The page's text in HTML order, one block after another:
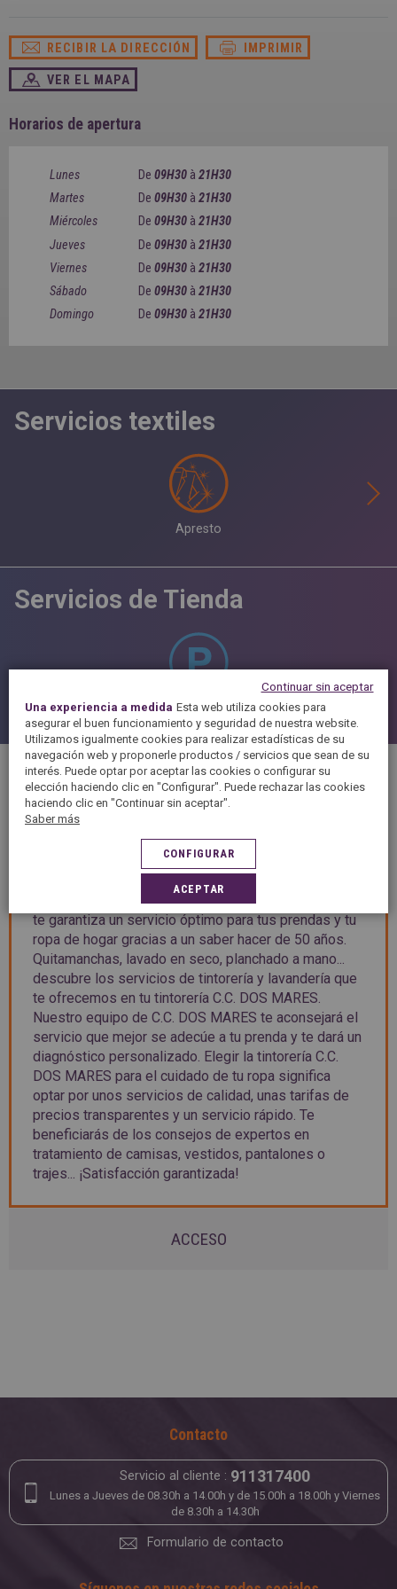
Français
GEORGIA
English
ქართული
Ελληνικά
English
English
SWITZERLAND
Deutsch
RECIBIR LA DIRECCIÓN IMPRIMIR
VER EL MAPA
Horarios de apertura
Lunes De 09H30 à 21H30
Martes
De 09H30 à 21H30
Miércoles
De 09H30 à 21H30
Jueves
De 09H30 à 21H30
Viernes
De 09H30 à 21H30
Sábado
De 09H30 à 21H30
Domingo
De 09H30 à 21H30
Servicios textiles
Apresto
Servicios de Tienda
Parking
Bienvenido a tu tintorería C.C. DOS MARES, tu
tintorería y lavandería en SAN JAVIER. El grupo 5àsec
te garantiza un servicio óptimo para tus prendas y tu
ropa de hogar gracias a un saber hacer de 50 años.
Quitamanchas, lavado en seco, planchado a mano...
descubre los servicios de tintorería y lavandería que
te ofrecemos en tu tintorería C.C. DOS MARES.
Nuestro equipo de C.C. DOS MARES te aconsejará el
servicio que mejor se adecúe a tu prenda y te dará un
diagnóstico personalizado. Elegir la tintorería C.C.
DOS MARES para el cuidado de tu ropa significa
optar por unos servicios de calidad, unas tarifas de
precios transparentes y un servicio rápido. Te
beneficiarás de los consejos de expertos en
tratamiento de camisas, vestidos, pantalones o
trajes... ¡Satisfacción garantizada!
ACCESO
Contacto
Servicio al cliente : 911317400
Lunes a Jueves de 08.30h a 14.00h y de 15.00h a 18.00h y Viernes
de 8.30h a 14.30h
Formulario de contacto
Una experiencia a medida Esta web utiliza cookies para
asegurar el buen funcionamiento y seguridad de nuestra website.
Utilizamos igualmente cookies para realizar estadísticas de su
navegación web y proponerle productos / servicios que sean de su
interés. Puede optar por aceptar las cookies o configurar su
elección haciendo clic en "Configurar". Puede rechazar las cookies
haciendo clic en "Continuar sin aceptar".
Saber más
ACEPTAR
CONFIGURAR
Continuar sin aceptar